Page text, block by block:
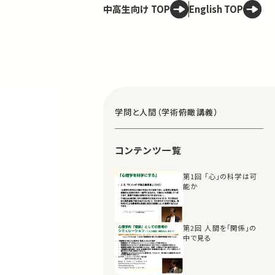
中高生向け TOP English TOP
学問と人間（学術俯瞰講義）
コンテンツ一覧
第1回 「心」の科学は可
能か
第2回 人間を「関係」の
中で見る